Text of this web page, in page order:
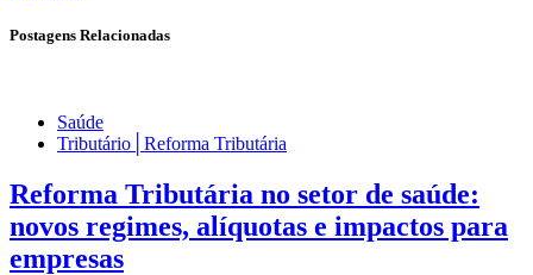
Postagens Relacionadas
Saúde
Tributário│Reforma Tributária
Reforma Tributária no setor de saúde:
novos regimes, alíquotas e impactos para
empresas